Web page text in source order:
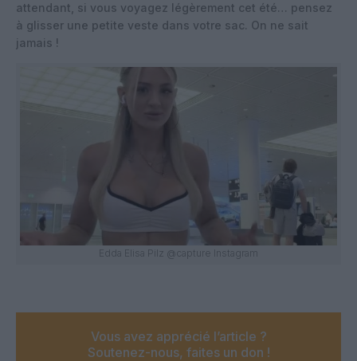
attendant, si vous voyagez légèrement cet été… pensez
à glisser une petite veste dans votre sac. On ne sait
jamais !
Edda Elisa Pilz @capture Instagram
Vous avez apprécié l’article ?
Soutenez-nous, faites un don !